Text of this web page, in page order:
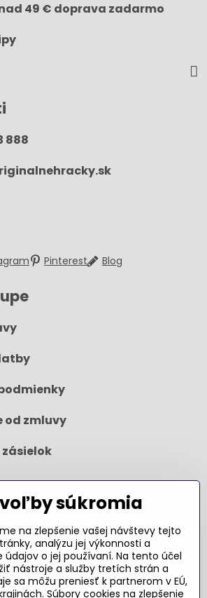
49 € doprava zadarmo
888
Pinterest Blog
od zmluvy
podporu
e-shop​. Fungujeme len
súkromia
na zlepšenie vašej návštevy tejto
analýzu jej výkonnosti a
údajov o jej používaní. Na tento účel
nástroje a služby tretích strán a
sa môžu preniesť k partnerom v EÚ,
Súbory cookies na zlepšenie